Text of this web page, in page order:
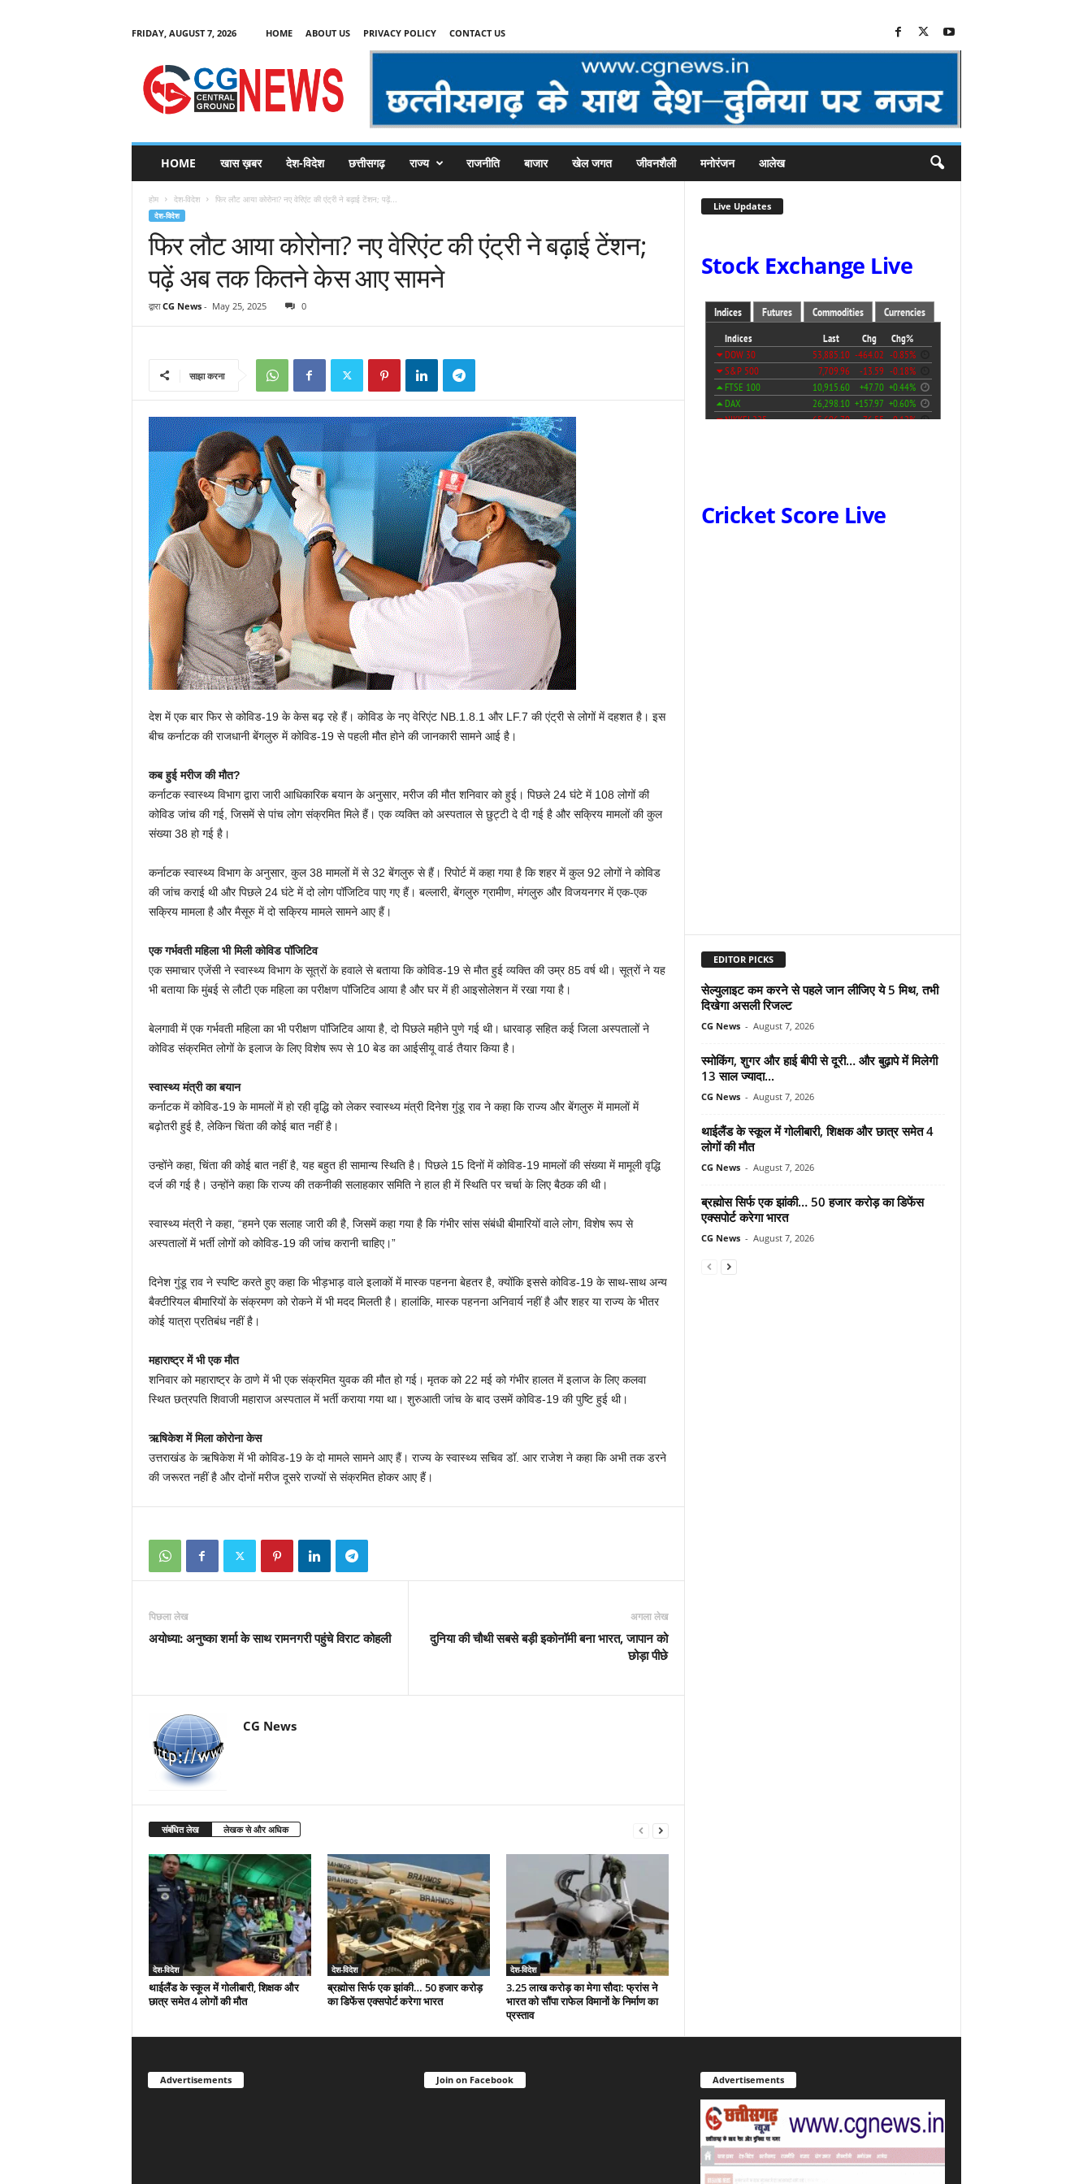
FRIDAY, AUGUST 7, 2026 HOME ABOUT US PRIVACY POLICY CONTACT US
C
HOME खास ख़बर देश-विदेश छत्तीसगढ़ राज्य राजनीति बाजार खेल जगत जीवनशैली मनोरंजन आलेख
होम देश-विदेश फिर लौट आया कोरोना? नए वेरिएंट की एंट्री ने बढ़ाई टेंशन; पढ़ें...
देश-विदेश
फिर लौट आया कोरोना? नए वेरिएंट की एंट्री ने बढ़ाई टेंशन;
पढ़ें अब तक कितने केस आए सामने
द्वारा CG News- May 25, 2025 0
साझा करना
देश में एक बार फिर से कोविड-19 के केस बढ़ रहे हैं। कोविड के नए वेरिएंट NB.1.8.1 और LF.7 की एंट्री से लोगों में दहशत है। इस
बीच कर्नाटक की राजधानी बेंगलुरु में कोविड-19 से पहली मौत होने की जानकारी सामने आई है।
कब हुई मरीज की मौत?
कर्नाटक स्वास्थ्य विभाग द्वारा जारी आधिकारिक बयान के अनुसार, मरीज की मौत शनिवार को हुई। पिछले 24 घंटे में 108 लोगों की
कोविड जांच की गई, जिसमें से पांच लोग संक्रमित मिले हैं। एक व्यक्ति को अस्पताल से छुट्टी दे दी गई है और सक्रिय मामलों की कुल
संख्या 38 हो गई है।
कर्नाटक स्वास्थ्य विभाग के अनुसार, कुल 38 मामलों में से 32 बेंगलुरु से हैं। रिपोर्ट में कहा गया है कि शहर में कुल 92 लोगों ने कोविड
की जांच कराई थी और पिछले 24 घंटे में दो लोग पॉजिटिव पाए गए हैं। बल्लारी, बेंगलुरु ग्रामीण, मंगलुरु और विजयनगर में एक-एक
सक्रिय मामला है और मैसूरु में दो सक्रिय मामले सामने आए हैं।
एक गर्भवती महिला भी मिली कोविड पॉजिटिव
एक समाचार एजेंसी ने स्वास्थ्य विभाग के सूत्रों के हवाले से बताया कि कोविड-19 से मौत हुई व्यक्ति की उम्र 85 वर्ष थी। सूत्रों ने यह
भी बताया कि मुंबई से लौटी एक महिला का परीक्षण पॉजिटिव आया है और घर में ही आइसोलेशन में रखा गया है।
बेलगावी में एक गर्भवती महिला का भी परीक्षण पॉजिटिव आया है, दो पिछले महीने पुणे गई थी। धारवाड़ सहित कई जिला अस्पतालों ने
कोविड संक्रमित लोगों के इलाज के लिए विशेष रूप से 10 बेड का आईसीयू वार्ड तैयार किया है।
स्वास्थ्य मंत्री का बयान
कर्नाटक में कोविड-19 के मामलों में हो रही वृद्धि को लेकर स्वास्थ्य मंत्री दिनेश गुंडू राव ने कहा कि राज्य और बेंगलुरु में मामलों में
बढ़ोतरी हुई है, लेकिन चिंता की कोई बात नहीं है।
उन्होंने कहा, चिंता की कोई बात नहीं है, यह बहुत ही सामान्य स्थिति है। पिछले 15 दिनों में कोविड-19 मामलों की संख्या में मामूली वृद्धि
दर्ज की गई है। उन्होंने कहा कि राज्य की तकनीकी सलाहकार समिति ने हाल ही में स्थिति पर चर्चा के लिए बैठक की थी।
स्वास्थ्य मंत्री ने कहा, “हमने एक सलाह जारी की है, जिसमें कहा गया है कि गंभीर सांस संबंधी बीमारियों वाले लोग, विशेष रूप से
अस्पतालों में भर्ती लोगों को कोविड-19 की जांच करानी चाहिए।”
दिनेश गुंडू राव ने स्पष्टि करते हुए कहा कि भीड़भाड़ वाले इलाकों में मास्क पहनना बेहतर है, क्योंकि इससे कोविड-19 के साथ-साथ अन्य
बैक्टीरियल बीमारियों के संक्रमण को रोकने में भी मदद मिलती है। हालांकि, मास्क पहनना अनिवार्य नहीं है और शहर या राज्य के भीतर
कोई यात्रा प्रतिबंध नहीं है।
महाराष्ट्र में भी एक मौत
शनिवार को महाराष्ट्र के ठाणे में भी एक संक्रमित युवक की मौत हो गई। मृतक को 22 मई को गंभीर हालत में इलाज के लिए कलवा
स्थित छत्रपति शिवाजी महाराज अस्पताल में भर्ती कराया गया था। शुरुआती जांच के बाद उसमें कोविड-19 की पुष्टि हुई थी।
ऋषिकेश में मिला कोरोना केस
उत्तराखंड के ऋषिकेश में भी कोविड-19 के दो मामले सामने आए हैं। राज्य के स्वास्थ्य सचिव डॉ. आर राजेश ने कहा कि अभी तक डरने
की जरूरत नहीं है और दोनों मरीज दूसरे राज्यों से संक्रमित होकर आए हैं।
पिछला लेख
अयोध्या: अनुष्का शर्मा के साथ रामनगरी पहुंचे विराट कोहली
अगला लेख
दुनिया की चौथी सबसे बड़ी इकोनॉमी बना भारत, जापान को
छोड़ा पीछे
CG News
संबंधित लेख लेखक से और अधिक
देश-विदेश
थाईलैंड के स्कूल में गोलीबारी, शिक्षक और
छात्र समेत 4 लोगों की मौत
देश-विदेश
ब्रह्मोस सिर्फ एक झांकी… 50 हजार करोड़
का डिफेंस एक्सपोर्ट करेगा भारत
देश-विदेश
3.25 लाख करोड़ का मेगा सौदा: फ्रांस ने
भारत को सौंपा राफेल विमानों के निर्माण का
प्रस्ताव
Live Updates
Stock Exchange Live
Cricket Score Live
EDITOR PICKS
सेल्युलाइट कम करने से पहले जान लीजिए ये 5 मिथ, तभी
दिखेगा असली रिजल्ट
CG News - August 7, 2026
स्मोकिंग, शुगर और हाई बीपी से दूरी… और बुढ़ापे में मिलेगी
13 साल ज्यादा...
CG News - August 7, 2026
थाईलैंड के स्कूल में गोलीबारी, शिक्षक और छात्र समेत 4
लोगों की मौत
CG News - August 7, 2026
ब्रह्मोस सिर्फ एक झांकी… 50 हजार करोड़ का डिफेंस
एक्सपोर्ट करेगा भारत
CG News - August 7, 2026
Advertisements Join on Facebook Advertisements